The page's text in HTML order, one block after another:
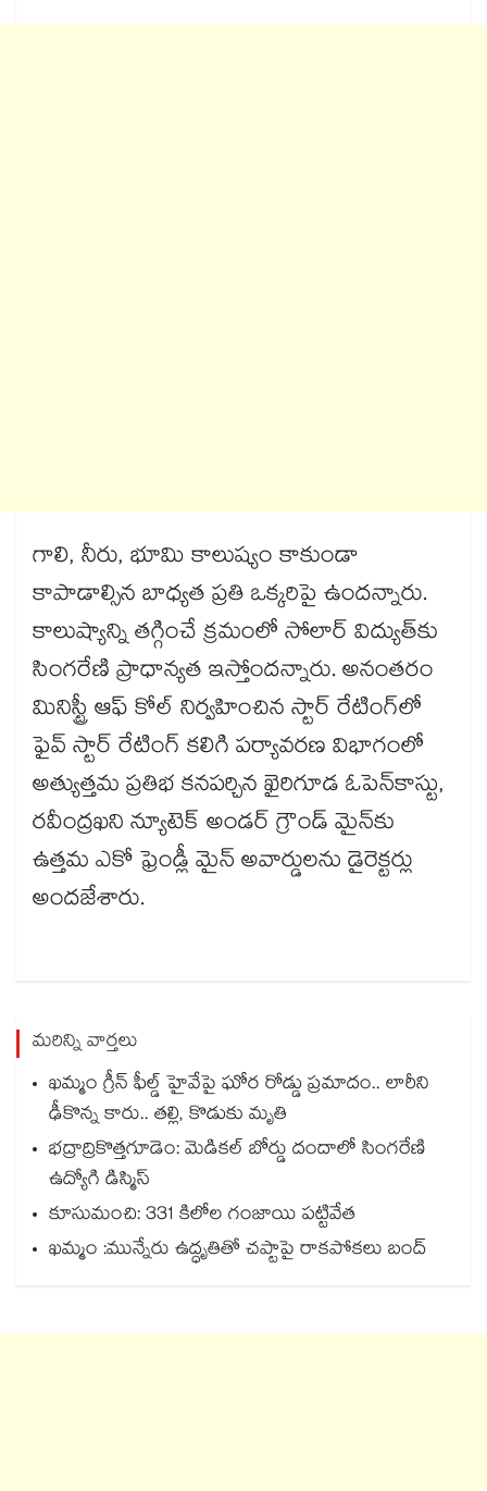
గాలి, నీరు, భూమి కాలుష్యం కాకుండా
కాపాడాల్సిన బాధ్యత ప్రతి ఒక్కరిపై ఉందన్నారు.
కాలుష్యాన్ని తగ్గించే క్రమంలో సోలార్​ విద్యుత్​కు
సింగరేణి ప్రాధాన్యత ఇస్తోందన్నారు. అనంతరం
మినిస్ట్రీ ఆఫ్​ కోల్​ నిర్వహించిన స్టార్​ రేటింగ్​లో
ఫైవ్​ స్టార్​ రేటింగ్​ కలిగి పర్యావరణ విభాగంలో
అత్యుత్తమ ప్రతిభ కనపర్చిన ఖైరిగూడ ఓపెన్​కాస్టు,
రవీంద్రఖని న్యూటెక్​ అండర్​ గ్రౌండ్​ మైన్​కు
ఉత్తమ ఎకో ఫ్రెండ్లీ మైన్ అవార్డులను డైరెక్టర్లు
అందజేశారు.
మరిన్ని వార్తలు
ఖమ్మం గ్రీన్ ఫీల్డ్ హైవేపై ఘోర రోడ్డు ప్రమాదం.. లారీని
ఢీకొన్న కారు.. తల్లి, కొడుకు మృతి
భద్రాద్రికొత్తగూడెం: మెడికల్ బోర్డు దందాలో సింగరేణి
ఉద్యోగి డిస్మిస్
కూసుమంచి: 331 కిలోల గంజాయి పట్టివేత
ఖమ్మం :మున్నేరు ఉద్ధృతితో చప్టాపై రాకపోకలు బంద్